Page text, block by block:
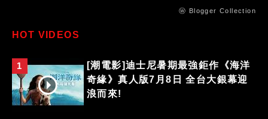
ⓦ Blogger Collection
HOT VIDEOS
1
[潮電影]迪士尼暑期最強鉅作《海洋
奇緣》真人版7月8日 全台大銀幕迎
浪而來!